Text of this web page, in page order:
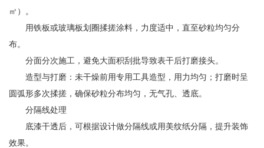
㎡）。
用铁板或玻璃板划圈揉搓涂料，力度适中，直至砂粒均匀分
布。
分面分次施工，避免大面积刮批导致表干后打磨接头。
造型与打磨：未干燥前用专用工具造型，用力均匀；打磨时呈
圆弧形多次揉搓，确保砂粒分布均匀，无气孔、透底。
分隔线处理
底漆干透后，可根据设计做分隔线或用美纹纸分隔，提升装饰
效果。